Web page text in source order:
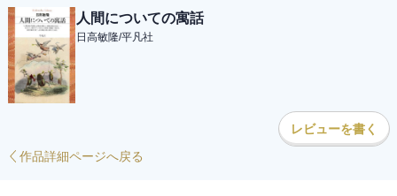
人間についての寓話
日高敏隆/平凡社
レビューを書く
作品詳細ページへ戻る